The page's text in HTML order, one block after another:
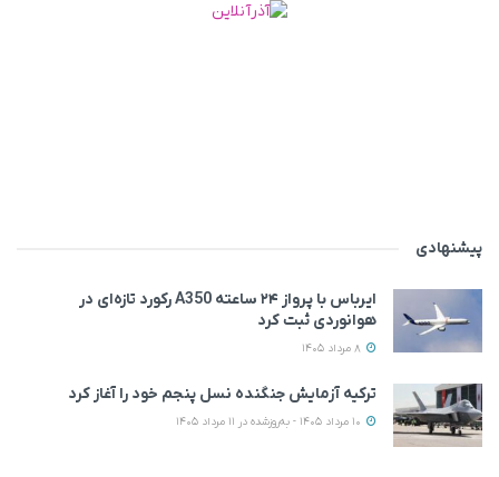
پیشنهادی
ایرباس با پرواز ۲۴ ساعته A350 رکورد تازه‌ای در
هوانوردی ثبت کرد
ترکیه آزمایش جنگنده نسل پنجم خود را آغاز کرد